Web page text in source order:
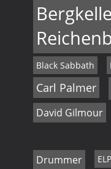
Black Sabbath
Carl Palmer
David Gilmour
Drummer ELP